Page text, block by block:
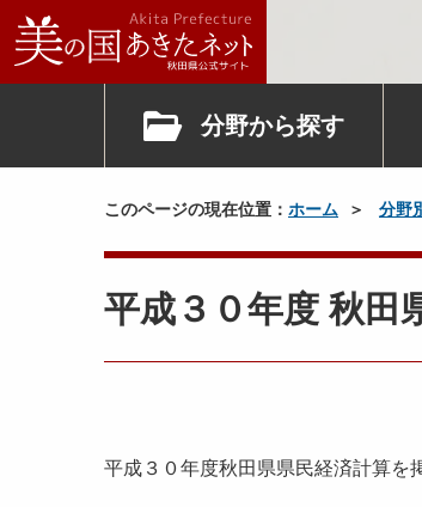
分野から探す
このページの現在位置： ホーム 分野
平成３０年度 秋田
平成３０年度秋田県県民経済計算を